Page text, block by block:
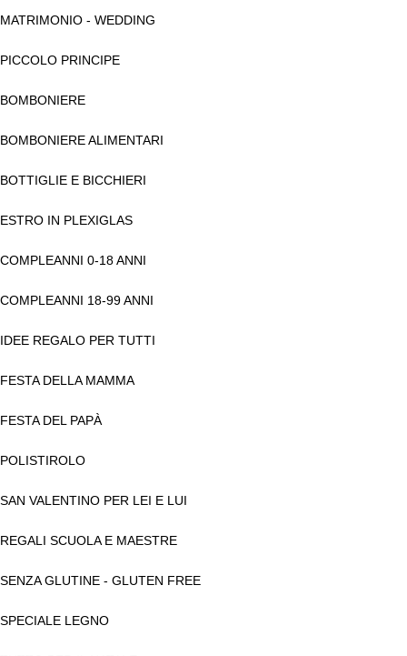
MATRIMONIO - WEDDING
PICCOLO PRINCIPE
BOMBONIERE
BOMBONIERE ALIMENTARI
BOTTIGLIE E BICCHIERI
ESTRO IN PLEXIGLAS
COMPLEANNI 0-18 ANNI
COMPLEANNI 18-99 ANNI
IDEE REGALO PER TUTTI
FESTA DELLA MAMMA
FESTA DEL PAPÀ
POLISTIROLO
SAN VALENTINO PER LEI E LUI
REGALI SCUOLA E MAESTRE
SENZA GLUTINE - GLUTEN FREE
SPECIALE LEGNO